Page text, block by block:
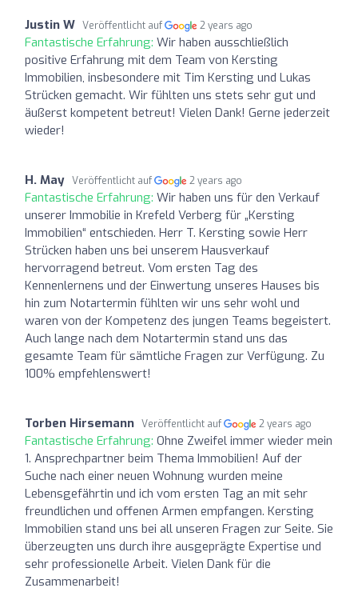
Justin W Veröffentlicht auf 2 years ago
Fantastische Erfahrung: Wir haben ausschließlich
positive Erfahrung mit dem Team von Kersting
Immobilien, insbesondere mit Tim Kersting und Lukas
Strücken gemacht. Wir fühlten uns stets sehr gut und
äußerst kompetent betreut! Vielen Dank! Gerne jederzeit
wieder!
H. May Veröffentlicht auf 2 years ago
Fantastische Erfahrung: Wir haben uns für den Verkauf
unserer Immobilie in Krefeld Verberg für „Kersting
Immobilien“ entschieden. Herr T. Kersting sowie Herr
Strücken haben uns bei unserem Hausverkauf
hervorragend betreut. Vom ersten Tag des
Kennenlernens und der Einwertung unseres Hauses bis
hin zum Notartermin fühlten wir uns sehr wohl und
waren von der Kompetenz des jungen Teams begeistert.
Auch lange nach dem Notartermin stand uns das
gesamte Team für sämtliche Fragen zur Verfügung. Zu
100% empfehlenswert!
Torben Hirsemann Veröffentlicht auf 2 years ago
Fantastische Erfahrung: Ohne Zweifel immer wieder mein
1. Ansprechpartner beim Thema Immobilien! Auf der
Suche nach einer neuen Wohnung wurden meine
Lebensgefährtin und ich vom ersten Tag an mit sehr
freundlichen und offenen Armen empfangen. Kersting
Immobilien stand uns bei all unseren Fragen zur Seite. Sie
überzeugten uns durch ihre ausgeprägte Expertise und
sehr professionelle Arbeit. Vielen Dank für die
Zusammenarbeit!